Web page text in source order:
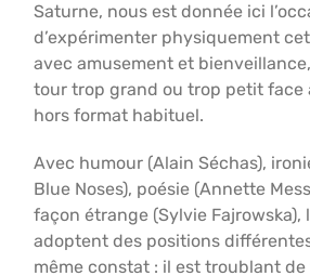
Saturne, nous est donnée ici
d’expérimenter physiquement
avec amusement et
tour trop grand ou trop petit face
hors format habituel.
Avec humour (Alain Séchas),
Blue Noses), poésie (Annette
façon étrange (Sylvie Fajrowska),
adoptent des positions
même constat : il est troublant de